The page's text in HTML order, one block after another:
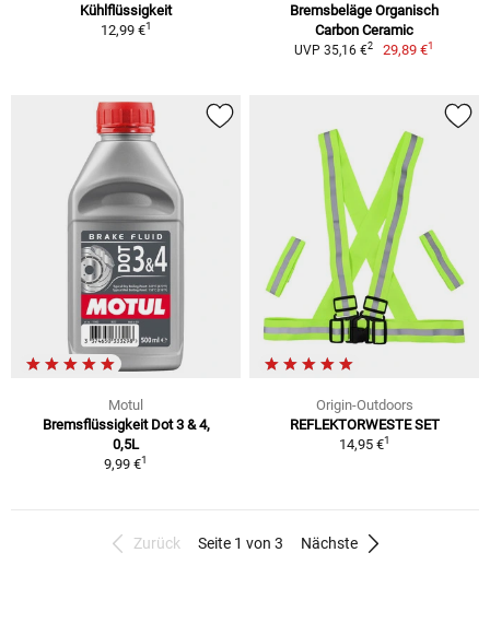
Kühlflüssigkeit
12,99 €1
Bremsbeläge Organisch
Carbon Ceramic
UVP 35,16 €2 29,89 €1
Motul
Bremsflüssigkeit Dot 3 & 4,
0,5L
9,99 €1
Origin-Outdoors
REFLEKTORWESTE SET
14,95 €1
Zurück Seite 1 von 3 Nächste